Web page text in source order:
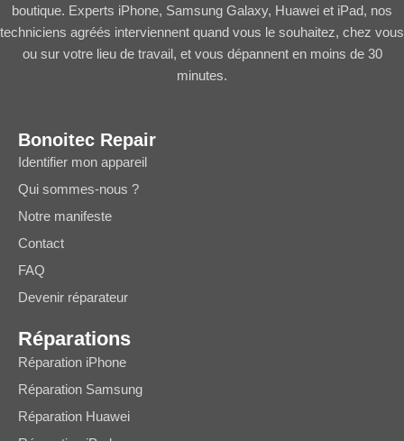
boutique. Experts iPhone, Samsung Galaxy, Huawei et iPad, nos
techniciens agréés interviennent quand vous le souhaitez, chez vous
ou sur votre lieu de travail, et vous dépannent en moins de 30
minutes.
Bonoitec Repair
Identifier mon appareil
Qui sommes-nous ?
Notre manifeste
Contact
FAQ
Devenir réparateur
Réparations
Réparation iPhone
Réparation Samsung
Réparation Huawei